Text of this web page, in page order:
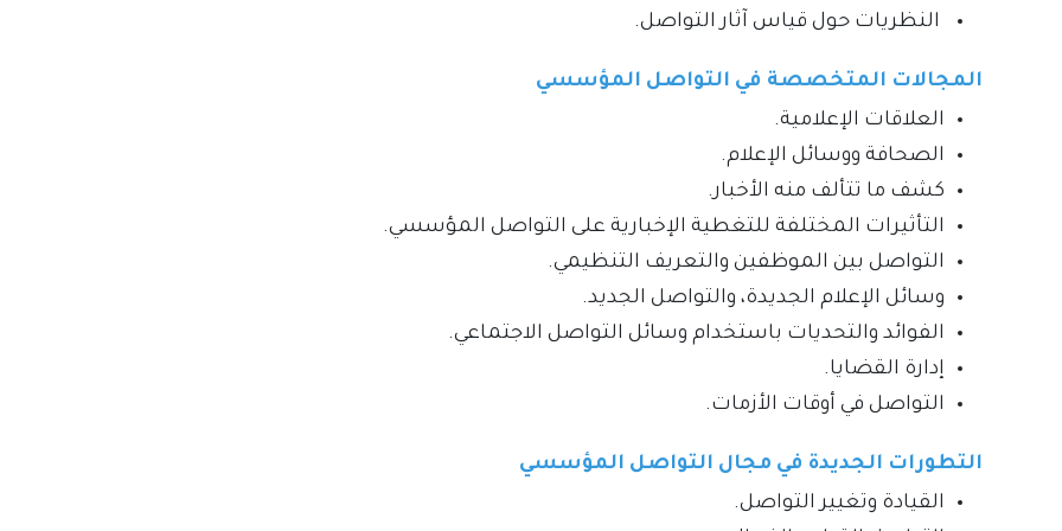
النظريات حول قياس آثار التواصل.
المجالات المتخصصة في التواصل المؤسسي
العلاقات الإعلامية.
الصحافة ووسائل الإعلام.
كشف ما تتألف منه الأخبار.
التأثيرات المختلفة للتغطية الإخبارية على التواصل المؤسسي.
التواصل بين الموظفين والتعريف التنظيمي.
وسائل الإعلام الجديدة، والتواصل الجديد.
الفوائد والتحديات باستخدام وسائل التواصل الاجتماعي.
إدارة القضايا.
التواصل في أوقات الأزمات.
التطورات الجديدة في مجال التواصل المؤسسي
القيادة وتغيير التواصل.